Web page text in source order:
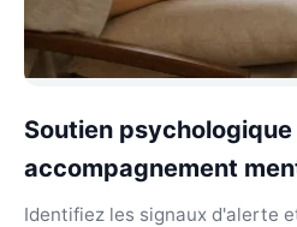
Soutien psychologique
accompagnement
Identifiez les signaux d'alerte